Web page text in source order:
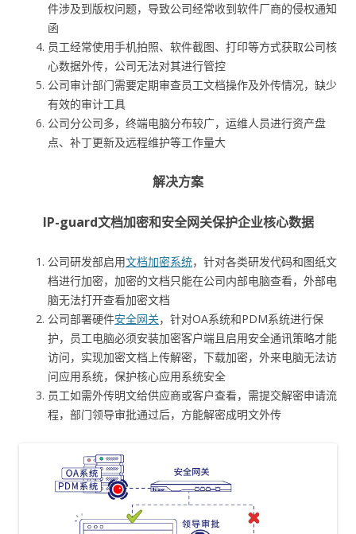
件涉及到版权问题，导致公司经常收到软件厂商的侵权通知
函
员工经常使用手机拍照、软件截图、打印等方式获取公司核
心数据外传，公司无法对其进行管控
公司审计部门需要定期审查员工文档操作及外传情况，缺少
有效的审计工具
公司分公司多，终端电脑分布较广，运维人员进行资产盘
点、补丁更新及远程维护等工作量大
解决方案
IP-guard文档加密和安全网关保护企业核心数据
公司研发部启用文档加密系统，针对各类研发代码和图纸文
档进行加密，加密的文档只能在公司内部电脑查看，外部电
脑无法打开查看加密文档
公司部署硬件安全网关，针对OA系统和PDM系统进行保
护，员工电脑必须安装加密客户端且启用安全通讯策略才能
访问，实现加密文档上传解密，下载加密，外来电脑无法访
问应用系统，保护核心应用系统安全
员工如需外传明文给供应商或客户查看，需提交解密申请流
程，部门领导审批通过后，方能解密成明文外传